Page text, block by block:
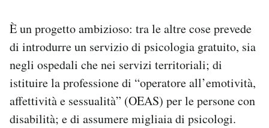
È un progetto ambizioso: tra le altre cose prevede
di introdurre un servizio di psicologia gratuito, sia
negli ospedali che nei servizi territoriali; di
istituire la professione di “operatore all’emotività,
affettività e sessualità” (OEAS) per le persone con
disabilità; e di assumere migliaia di psicologi.